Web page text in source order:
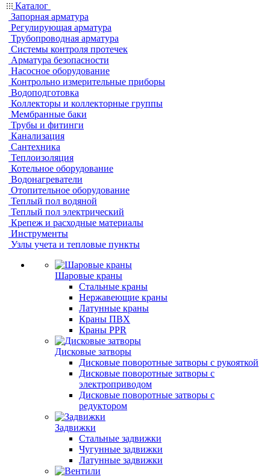
Каталог
Запорная арматура
Регулирующая арматура
Трубопроводная арматура
Системы контроля протечек
Арматура безопасности
Насосное оборудование
Контрольно измерительные приборы
Водоподготовка
Коллекторы и коллекторные группы
Мембранные баки
Трубы и фитинги
Канализация
Сантехника
Теплоизоляция
Котельное оборудование
Водонагреватели
Отопительное оборудование
Теплый пол водяной
Теплый пол электрический
Крепеж и расходные материалы
Инструменты
Узлы учета и тепловые пункты
Шаровые краны
Стальные краны
Нержавеющие краны
Латунные краны
Краны ПВХ
Краны PPR
Дисковые затворы
Дисковые поворотные затворы с рукояткой
Дисковые поворотные затворы с
электроприводом
Дисковые поворотные затворы с
редуктором
Задвижки
Стальные задвижки
Чугунные задвижки
Латунные задвижки